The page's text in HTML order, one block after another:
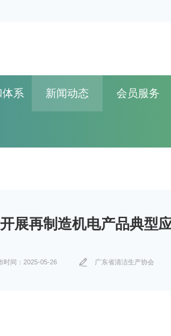
系 新闻动态 会员服务
展再制造机电产品典型
时间：2025-05-26 广东省清洁生产协会